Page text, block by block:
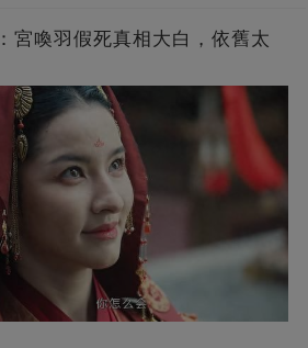
宮喚羽假死真相大白，依舊太